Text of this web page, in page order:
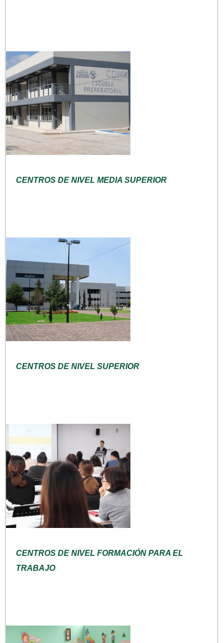
CENTROS DE NIVEL MEDIA SUPERIOR
CENTROS DE NIVEL SUPERIOR
CENTROS DE NIVEL FORMACIÓN PARA EL
TRABAJO